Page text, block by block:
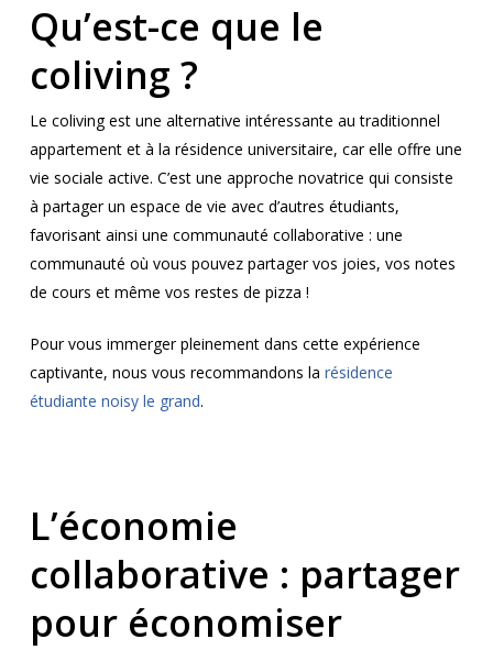
Qu’est-ce que le
coliving ?
Le coliving est une alternative intéressante au traditionnel
appartement et à la résidence universitaire, car elle offre une
vie sociale active. C’est une approche novatrice qui consiste
à partager un espace de vie avec d’autres étudiants,
favorisant ainsi une communauté collaborative : une
communauté où vous pouvez partager vos joies, vos notes
de cours et même vos restes de pizza !
Pour vous immerger pleinement dans cette expérience
captivante, nous vous recommandons la résidence
étudiante noisy le grand.
L’économie
collaborative : partager
pour économiser